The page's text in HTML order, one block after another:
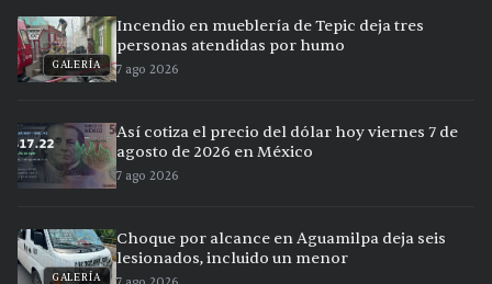
GALERÍA
Incendio en mueblería de Tepic deja tres
personas atendidas por humo
7 ago 2026
Así cotiza el precio del dólar hoy viernes 7 de
agosto de 2026 en México
7 ago 2026
GALERÍA
Choque por alcance en Aguamilpa deja seis
lesionados, incluido un menor